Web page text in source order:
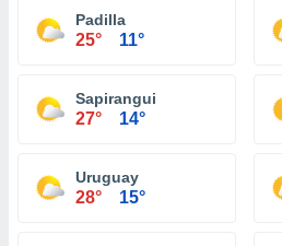
Padilla
25° 11°
Sapirangui
27° 14°
Uruguay
28° 15°